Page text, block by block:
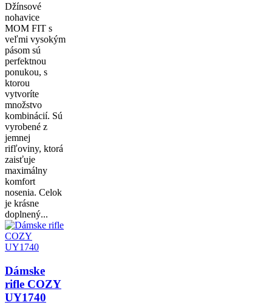
Džínsové
nohavice
MOM FIT s
veľmi vysokým
pásom sú
perfektnou
ponukou, s
ktorou
vytvoríte
množstvo
kombinácií. Sú
vyrobené z
jemnej
rifľoviny, ktorá
zaisťuje
maximálny
komfort
nosenia. Celok
je krásne
doplnený...
Dámske
rifle COZY
UY1740